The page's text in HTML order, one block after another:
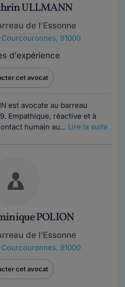
ULLMANN
de l'Essonne
Courcouronnes, 91000
d'expérience
cet avocat
est avocate au barreau
Empathique, réactive et à
humain au... Lire la suite
POLION
de l'Essonne
Courcouronnes, 91000
cet avocat